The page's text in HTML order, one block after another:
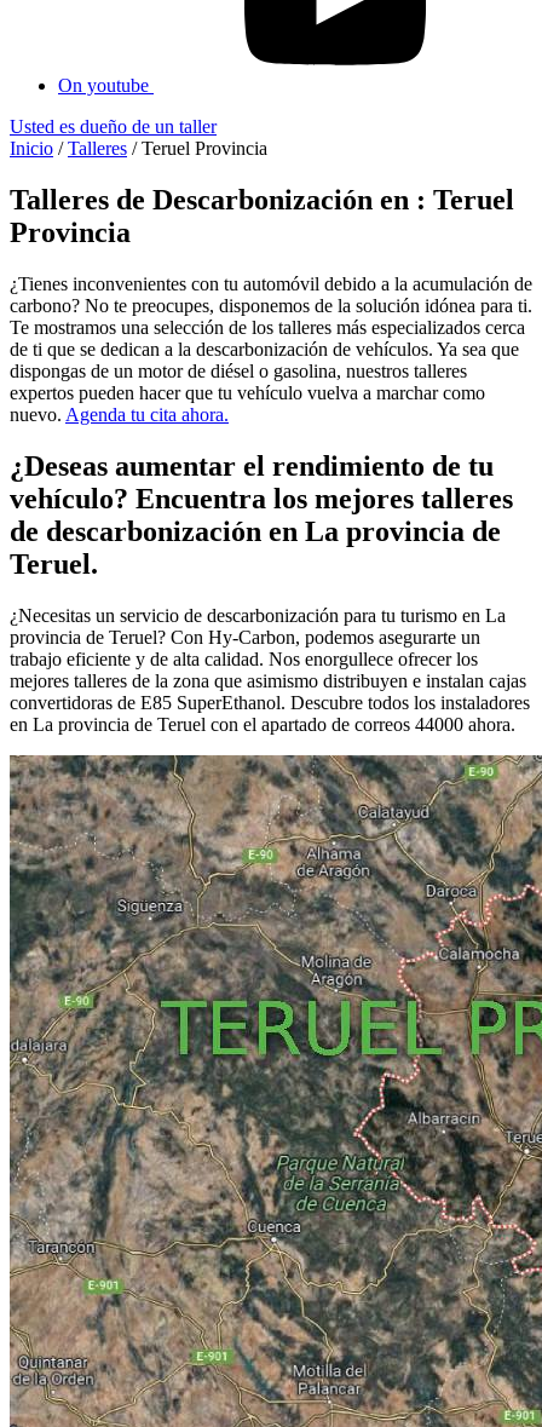
On youtube
Usted es dueño de un taller
Inicio /Talleres /Teruel Provincia
Talleres de Descarbonización en : Teruel
Provincia
¿Tienes inconvenientes con tu automóvil debido a la acumulación de
carbono? No te preocupes, disponemos de la solución idónea para ti.
Te mostramos una selección de los talleres más especializados cerca
de ti que se dedican a la descarbonización de vehículos. Ya sea que
dispongas de un motor de diésel o gasolina, nuestros talleres
expertos pueden hacer que tu vehículo vuelva a marchar como
nuevo. Agenda tu cita ahora.
¿Deseas aumentar el rendimiento de tu
vehículo? Encuentra los mejores talleres
de descarbonización en La provincia de
Teruel.
¿Necesitas un servicio de descarbonización para tu turismo en La
provincia de Teruel? Con Hy-Carbon, podemos asegurarte un
trabajo eficiente y de alta calidad. Nos enorgullece ofrecer los
mejores talleres de la zona que asimismo distribuyen e instalan cajas
convertidoras de E85 SuperEthanol. Descubre todos los instaladores
en La provincia de Teruel con el apartado de correos 44000 ahora.